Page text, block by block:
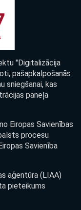
"Digitalizācija
pašapkalpošanās
sniegšanai, kas
paneļa
Eiropas Savienības
procesu
Savienība
aģentūra (LIAA)
pieteikums